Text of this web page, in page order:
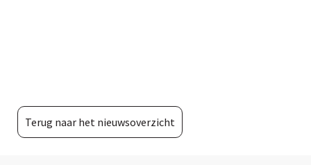
Terug naar het nieuwsoverzicht